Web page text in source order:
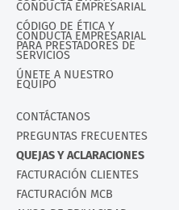
CONDUCTA EMPRESARIAL
CÓDIGO DE ÉTICA Y
CONDUCTA EMPRESARIAL
PARA PRESTADORES DE
SERVICIOS
ÚNETE A NUESTRO
EQUIPO
CONTÁCTANOS
PREGUNTAS FRECUENTES
QUEJAS Y ACLARACIONES
FACTURACIÓN CLIENTES
FACTURACIÓN MCB